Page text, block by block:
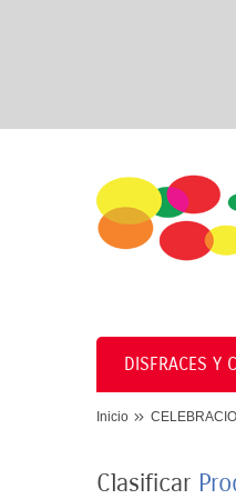
DISFRACES Y
Inicio
Clasificar